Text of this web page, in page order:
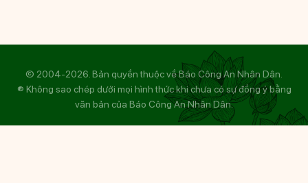
© 2004-2026. Bản quyền thuộc về Báo Công An Nhân Dân.
® Không sao chép dưới mọi hình thức khi chưa có sự đồng ý bằng
văn bản của Báo Công An Nhân Dân.